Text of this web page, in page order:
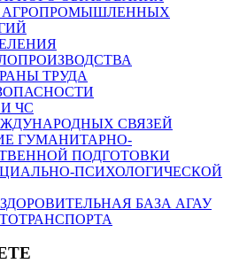
АГРОПРОМЫШЛЕННЫХ
ТРУДА
ЧС
СВЯЗЕЙ
ГУМАНИТАРНО-
ПОДГОТОВКИ
ПСИХОЛОГИЧЕСКОЙ
БАЗА АГАУ